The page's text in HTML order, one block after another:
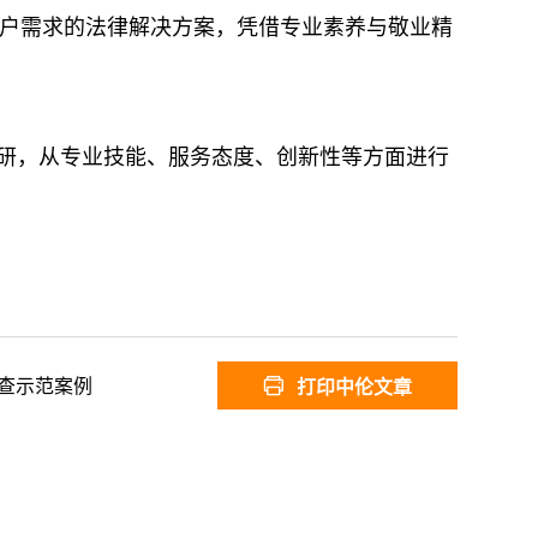
需求的法律解决方案，凭借专业素养与敬业精
，从专业技能、服务态度、创新性等方面进行
示范案例 打印中伦文章